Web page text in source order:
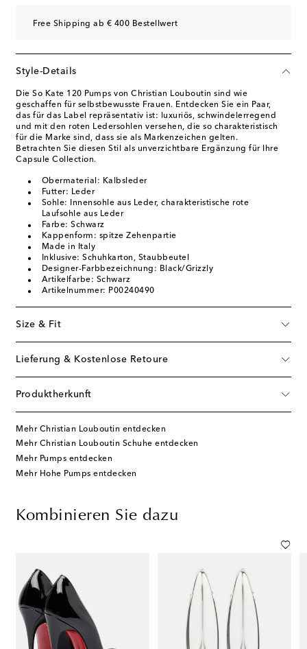
Free Shipping ab € 400 Bestellwert
Style-Details
Die So Kate 120 Pumps von Christian Louboutin sind wie
geschaffen für selbstbewusste Frauen. Entdecken Sie ein Paar,
das für das Label repräsentativ ist: luxuriös, schwindelerregend
und mit den roten Ledersohlen versehen, die so charakteristisch
für die Marke sind, dass sie als Markenzeichen gelten.
Betrachten Sie diesen Stil als unverzichtbare Ergänzung für Ihre
Capsule Collection.
Obermaterial: Kalbsleder
Futter: Leder
Sohle: Innensohle aus Leder, charakteristische rote
Laufsohle aus Leder
Farbe: Schwarz
Kappenform: spitze Zehenpartie
Made in Italy
Inklusive: Schuhkarton, Staubbeutel
Designer-Farbbezeichnung: Black/Grizzly
Artikelfarbe: Schwarz
Artikelnummer: P00240490
Size & Fit
Lieferung & Kostenlose Retoure
Produktherkunft
Mehr Christian Louboutin entdecken
Mehr Christian Louboutin Schuhe entdecken
Mehr Pumps entdecken
Mehr Hohe Pumps entdecken
Kombinieren Sie dazu